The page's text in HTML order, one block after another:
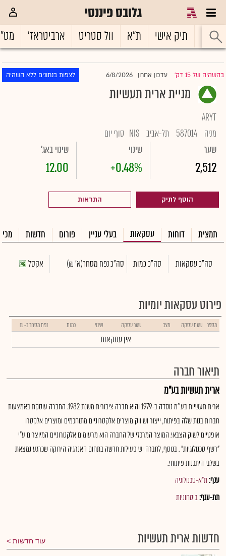
גלובס פיננסי
ראשי תיק אישי ת"א וול סטריט ארביטראז'
בהשהיה של 15 דק' |עדכון אחרון 6/8/2026 לצפות בנתונים ללא השהיה
מניית ארית תעשיות
ARYT
מניה 587014 תל-אביב NIS סוף יום
שער
2,512
שינוי
+0.48%
שינוי באג'
12.00
הוסף לתיק התראות
תמצית דוחות עסקאות בעלי עניין פורום חדשות
סה"כ עסקאות סה"כ כמות סה"כ נפח מסחר(א' ₪) אקסל
פירוט עסקאות יומיות
מספר שעת עסקה מצב שער עסקה שינוי כמות נפח מסחר ב- ₪
אין עסקאות
תיאור חברה
ארית תעשיות בע"מ
ארית תעשיות בע''מ נוסדה ב-1979 והיא חברה ציבורית משנת 1982. החברה עוסקת באמצעות
חברות בנות שלה בפיתוח, ייצור ושיווק מוצרים אלקטרוניים מתוחכמים ומוצרים אלקטרו
אופטיים לשוק הצבאי. המוצר המרכזי של החברה הוא מרעומים אלקטרוניים המיוצרים ע"י
"רשף טכנולוגיות" . בנוסף, לחברה יש פעילות חדשה בתחום האנרגיה הירוקה שכרגע נמצאת
בשלבי היתכנות פיתוחי..
ענף:ת"א-טכנולוגיה
תת-ענף:ביטחוניות
חדשות ארית תעשיות עוד חדשות